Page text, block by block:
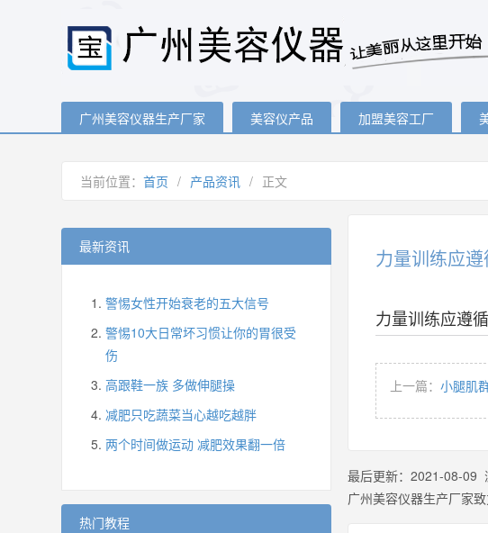
广州美容仪器生产厂家 美容仪产品 加盟美容工厂
当前位置： 首页 / 产品资讯 / 正文
力量训练应
力量训练应遵
上一篇： 小腿肌
最后更新： 2021-08-09
广州美容仪器生产厂家
最新资讯
警惕女性开始衰老的五大信号
警惕10大日常坏习惯让你的胃很受
伤
高跟鞋一族 多做伸腿操
减肥只吃蔬菜当心越吃越胖
两个时间做运动 减肥效果翻一倍
热门教程